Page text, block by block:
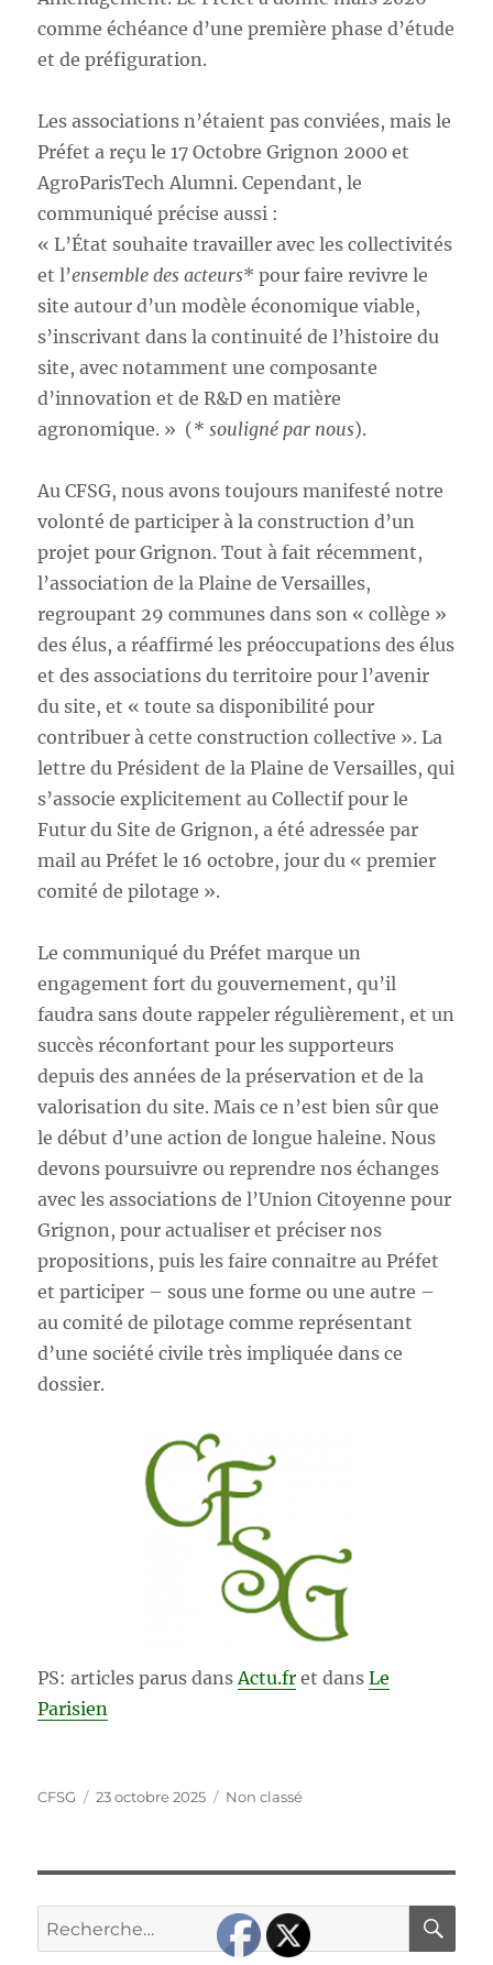
comme échéance d’une première phase d’étude
et de préfiguration.
Les associations n’étaient pas conviées, mais le
Préfet a reçu le 17 Octobre Grignon 2000 et
AgroParisTech Alumni. Cependant, le
communiqué précise aussi :
« L’État souhaite travailler avec les collectivités
et l’ensemble des acteurs* pour faire revivre le
site autour d’un modèle économique viable,
s’inscrivant dans la continuité de l’histoire du
site, avec notamment une composante
d’innovation et de R&D en matière
agronomique. » (* souligné par nous).
Au CFSG, nous avons toujours manifesté notre
volonté de participer à la construction d’un
projet pour Grignon. Tout à fait récemment,
l’association de la Plaine de Versailles,
regroupant 29 communes dans son « collège »
des élus, a réaffirmé les préoccupations des élus
et des associations du territoire pour l’avenir
du site, et « toute sa disponibilité pour
contribuer à cette construction collective ». La
lettre du Président de la Plaine de Versailles, qui
s’associe explicitement au Collectif pour le
Futur du Site de Grignon, a été adressée par
mail au Préfet le 16 octobre, jour du « premier
comité de pilotage ».
Le communiqué du Préfet marque un
engagement fort du gouvernement, qu’il
faudra sans doute rappeler régulièrement, et un
succès réconfortant pour les supporteurs
depuis des années de la préservation et de la
valorisation du site. Mais ce n’est bien sûr que
le début d’une action de longue haleine. Nous
devons poursuivre ou reprendre nos échanges
avec les associations de l’Union Citoyenne pour
Grignon, pour actualiser et préciser nos
propositions, puis les faire connaitre au Préfet
et participer – sous une forme ou une autre –
au comité de pilotage comme représentant
d’une société civile très impliquée dans ce
dossier.
PS: articles parus dans Actu.fr et dansLe
Parisien
Auteur
CFSG
Publié
23 octobre 2025 Catégories
Non classé
Recherche
pour :